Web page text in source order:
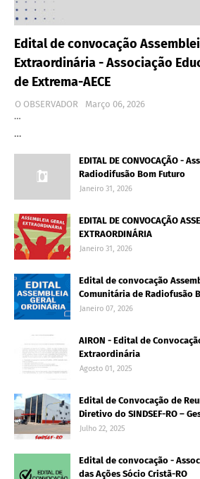
Edital de convocação
Extraordinária - Associação
de Extrema-AECE
O OBSERVADOR
Março 06, 2026
…
…
EDITAL DE CONVOCAÇÃO -
Radiodifusão Bom Futuro
Janeiro 31, 2026
EDITAL DE CONVOCAÇÃO
EXTRAORDINÁRIA
Janeiro 31, 2026
Edital de convocação
Comunitária de Radiofusão
Janeiro 07, 2026
AIRON - Edital de
Extraordinária
Agosto 01, 2025
Edital de Convocação de
Diretivo do SINDSEF-RO –
Julho 22, 2025
Edital de convocação -
das Ações Sócio Cristã-RO